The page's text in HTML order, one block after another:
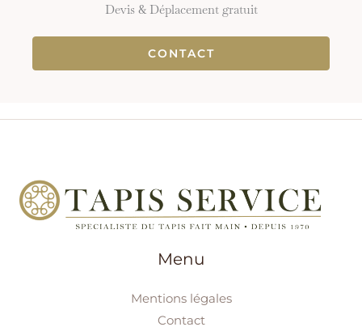
Devis & Déplacement gratuit
CONTACT
Menu
Mentions légales
Contact